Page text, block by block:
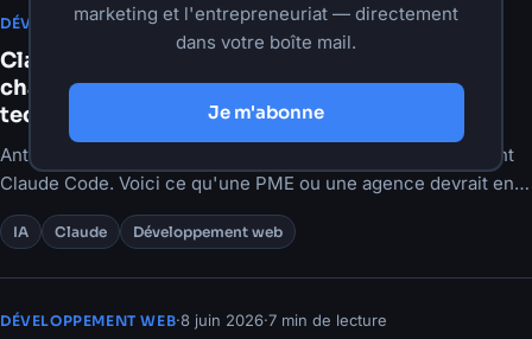
DÉVELOPPEMENT WEB· 23 juin 2026·7 min de lecture
Claude Code à grande échelle : ce que ça
change pour votre agence ou votre équipe
technique
Anthropic dévoile comment les grandes équipes configurent
Claude Code. Voici ce qu'une PME ou une agence devrait en
retenir.
IA Claude Développement web
DÉVELOPPEMENT WEB·8 juin 2026·7 min de lecture
marketing et l'entrepreneuriat — directement
dans votre boîte mail.
Je m'abonne